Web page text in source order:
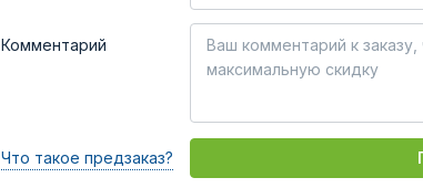
Комментарий
Что такое предзаказ?